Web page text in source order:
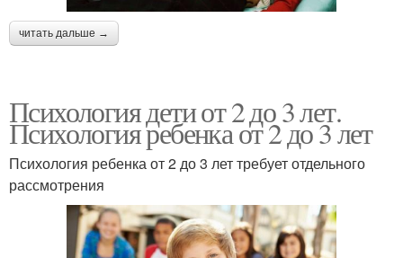
читать дальше →
Психология дети от 2 до 3 лет.
Психология ребенка от 2 до 3 лет
Психология ребенка от 2 до 3 лет требует отдельного
рассмотрения